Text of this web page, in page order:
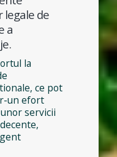
de
a
la
ce pot
un efort
servicii